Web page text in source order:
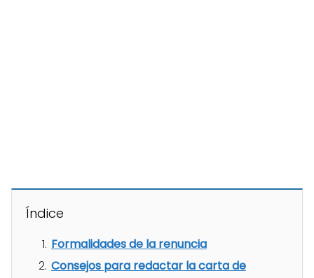
Índice
Formalidades de la renuncia
Consejos para redactar la carta de